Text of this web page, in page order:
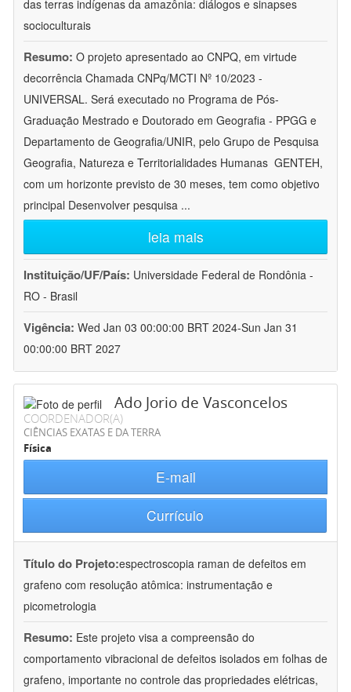
das terras indígenas da amazônia: diálogos e sinapses
socioculturais
Resumo: O projeto apresentado ao CNPQ, em virtude
decorrência Chamada CNPq/MCTI Nº 10/2023 -
UNIVERSAL. Será executado no Programa de Pós-
Graduação Mestrado e Doutorado em Geografia - PPGG e
Departamento de Geografia/UNIR, pelo Grupo de Pesquisa
Geografia, Natureza e Territorialidades Humanas  GENTEH,
com um horizonte previsto de 30 meses, tem como objetivo
principal Desenvolver pesquisa ...
leia mais
Instituição/UF/País: Universidade Federal de Rondônia -
RO - Brasil
Vigência: Wed Jan 03 00:00:00 BRT 2024-Sun Jan 31
00:00:00 BRT 2027
Ado Jorio de Vasconcelos
COORDENADOR(A)
CIÊNCIAS EXATAS E DA TERRA
Física
E-mail
Currículo
Título do Projeto:espectroscopia raman de defeitos em
grafeno com resolução atômica: instrumentação e
picometrologia
Resumo: Este projeto visa a compreensão do
comportamento vibracional de defeitos isolados em folhas de
grafeno, importante no controle das propriedades elétricas,